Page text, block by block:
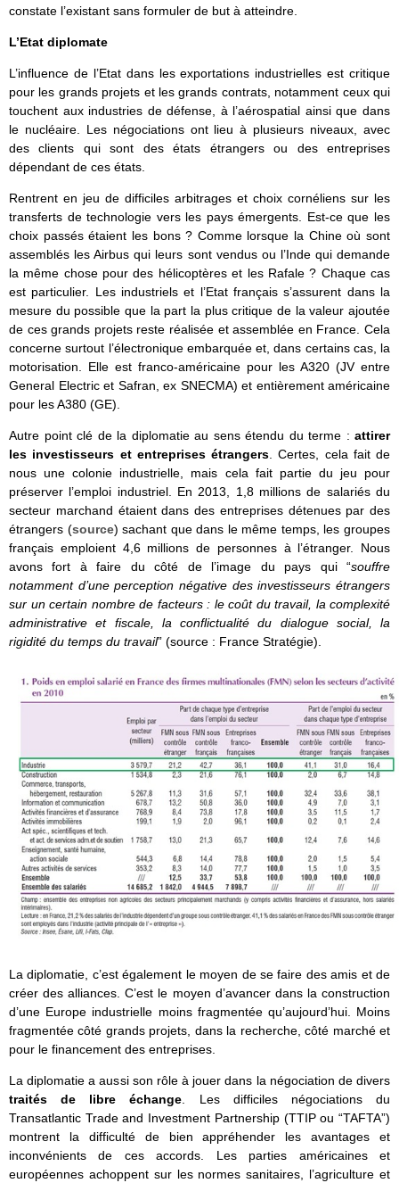
constate l’existant sans formuler de but à atteindre.
L’Etat diplomate
L’influence de l’Etat dans les exportations industrielles est critique
pour les grands projets et les grands contrats, notamment ceux qui
touchent aux industries de défense, à l’aérospatial ainsi que dans
le nucléaire. Les négociations ont lieu à plusieurs niveaux, avec
des clients qui sont des états étrangers ou des entreprises
dépendant de ces états.
Rentrent en jeu de difficiles arbitrages et choix cornéliens sur les
transferts de technologie vers les pays émergents. Est-ce que les
choix passés étaient les bons ? Comme lorsque la Chine où sont
assemblés les Airbus qui leurs sont vendus ou l’Inde qui demande
la même chose pour des hélicoptères et les Rafale ? Chaque cas
est particulier. Les industriels et l’Etat français s’assurent dans la
mesure du possible que la part la plus critique de la valeur ajoutée
de ces grands projets reste réalisée et assemblée en France. Cela
concerne surtout l’électronique embarquée et, dans certains cas, la
motorisation. Elle est franco-américaine pour les A320 (JV entre
General Electric et Safran, ex SNECMA) et entièrement américaine
pour les A380 (GE).
Autre point clé de la diplomatie au sens étendu du terme : attirer
les investisseurs et entreprises étrangers . Certes, cela fait de
nous une colonie industrielle, mais cela fait partie du jeu pour
préserver l’emploi industriel. En 2013, 1,8 millions de salariés du
secteur marchand étaient dans des entreprises détenues par des
étrangers (source) sachant que dans le même temps, les groupes
français emploient 4,6 millions de personnes à l’étranger. Nous
avons fort à faire du côté de l’image du pays qui “souffre
notamment d’une perception négative des investisseurs étrangers
sur un certain nombre de facteurs : le coût du travail, la complexité
administrative et fiscale, la conflictualité du dialogue social, la
rigidité du temps du travail” (source : France Stratégie).
La diplomatie, c’est également le moyen de se faire des amis et de
créer des alliances. C’est le moyen d’avancer dans la construction
d’une Europe industrielle moins fragmentée qu’aujourd’hui. Moins
fragmentée côté grands projets, dans la recherche, côté marché et
pour le financement des entreprises.
La diplomatie a aussi son rôle à jouer dans la négociation de divers
traités de libre échange . Les difficiles négociations du
Transatlantic Trade and Investment Partnership (TTIP ou “TAFTA”)
montrent la difficulté de bien appréhender les avantages et
inconvénients de ces accords. Les parties américaines et
européennes achoppent sur les normes sanitaires, l’agriculture et